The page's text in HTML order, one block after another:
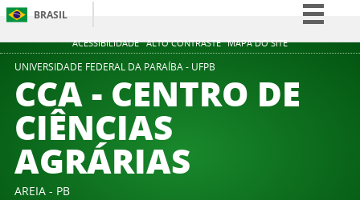
ACESSIBILIDADE ALTO CONTRASTE MAPA DO SITE
BRASIL
Simplifique!
Participe
UNIVERSIDADE FEDERAL DA PARAÍBA - UFPB
CCA - CENTRO DE
CIÊNCIAS
AGRÁRIAS
AREIA - PB